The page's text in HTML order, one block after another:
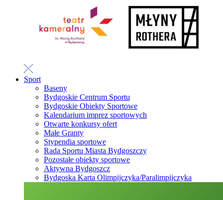
Sport
Baseny
Bydgoskie Centrum Sportu
Bydgoskie Obiekty Sportowe
Kalendarium imprez sportowych
Otwarte konkursy ofert
Małe Granty
Stypendia sportowe
Rada Sportu Miasta Bydgoszczy
Pozostałe obiekty sportowe
Aktywna Bydgoszcz
Bydgoska Karta Olimpijczyka/Paralimpijczyka